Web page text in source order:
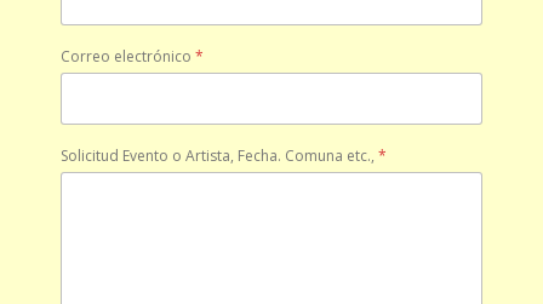
Correo electrónico *
Solicitud Evento o Artista, Fecha. Comuna etc., *